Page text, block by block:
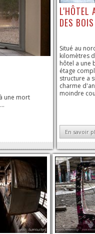
une mort
L'HÔTEL
DES BOIS
Situé au
kilomètres
hôtel a une
étage
structure a
charme
moindre
En savoir